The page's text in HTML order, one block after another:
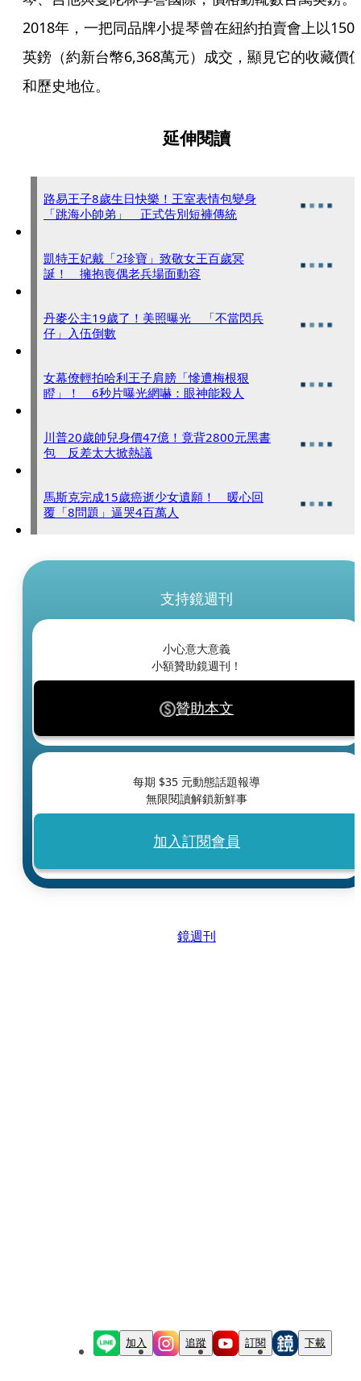
2018年，一把同品牌小提琴曾在紐約拍賣會上以150
英鎊（約新台幣6,368萬元）成交，顯見它的收藏價
和歷史地位。
延伸閱讀
路易王子8歲生日快樂！王室表情包變身
「跳海小帥弟」 正式告別短褲傳統
凱特王妃戴「2珍寶」致敬女王百歲冥
誕！ 擁抱喪偶老兵場面動容
丹麥公主19歲了！美照曝光 「不當閃兵
仔」入伍倒數
女幕僚輕拍哈利王子肩膀「慘遭梅根狠
瞪」！ 6秒片曝光網嚇：眼神能殺人
川普20歲帥兒身價47億！竟背2800元黑書
包 反差太大掀熱議
馬斯克完成15歲癌逝少女遺願！ 暖心回
覆「8問題」逼哭4百萬人
支持鏡週刊
小心意大意義
小額贊助鏡週刊！
贊助本文
每期 $35 元動態話題報導
無限閱讀解鎖新鮮事
加入訂閱會員
鏡週刊
加入 追蹤 訂閱 下載